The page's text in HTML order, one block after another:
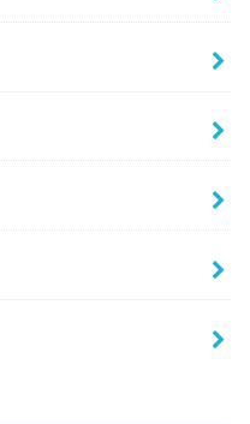
んて怪しいし、そもそ
らっしゃると思いま
許可があれば、まっ
ことが可能です。
うしても「ブルセラシ
ないでしょうか？今は
ような怪しい商売が